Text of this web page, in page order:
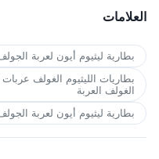
العلامات
بطارية ليثيوم أيون لعربة
بطاريات الليثيوم الغولف
الغولف العربة
بطارية ليثيوم أيون لعربة